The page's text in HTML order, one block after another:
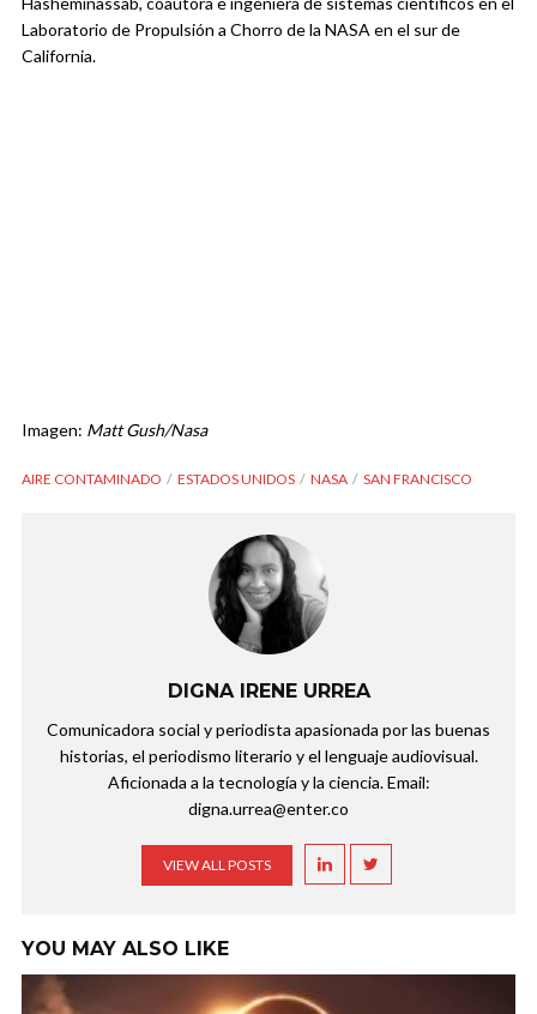
Laboratorio de Propulsión a Chorro de la NASA en el sur de
California.
Imagen: Matt Gush/Nasa
AIRE CONTAMINADO ESTADOS UNIDOS NASA SAN FRANCISCO
DIGNA IRENE URREA
Comunicadora social y periodista apasionada por las buenas
historias, el periodismo literario y el lenguaje audiovisual.
Aficionada a la tecnología y la ciencia. Email:
digna.urrea@enter.co
VIEW ALL POSTS
YOU MAY ALSO LIKE